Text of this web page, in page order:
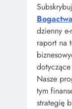
Bogactwa
dzienny
raport na
Nasze
tym
strategię